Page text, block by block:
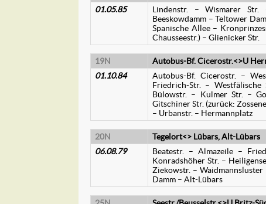
01.05.85
Lindenstr. – Wismarer Str.
Beeskowdamm – Teltower
Spanische Allee –
Chausseestr.) – Glienicker Str.
19N
Autobus-Bf. Cicerostr.<>U
01.10.84
Autobus-Bf. Cicerostr. –
Friedrich-Str. –
Bülowstr. – Kulmer Str. –
Gitschiner Str. (zurück:
– Urbanstr. – Hermannplatz
20N
Tegelort<> Lübars, Alt-Lübars
06.08.79
Beatestr. – Almazeile –
Konradshöher Str. –
Ziekowstr. –
Damm – Alt-Lübars